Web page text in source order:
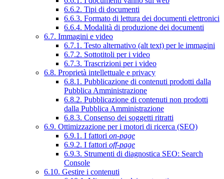
6.6.2. Tipi di documenti
6.6.3. Formato di lettura dei documenti elettronici
6.6.4. Modalità di produzione dei documenti
6.7. Immagini e video
6.7.1. Testo alternativo (alt text) per le immagini
6.7.2. Sottotitoli per i video
6.7.3. Trascrizioni per i video
6.8. Proprietà intellettuale e privacy
6.8.1. Pubblicazione di contenuti prodotti dalla
Pubblica Amministrazione
6.8.2. Pubblicazione di contenuti non prodotti
dalla Pubblica Amministrazione
6.8.3. Consenso dei soggetti ritratti
6.9. Ottimizzazione per i motori di ricerca (SEO)
6.9.1. I fattori on-page
6.9.2. I fattori off-page
6.9.3. Strumenti di diagnostica SEO: Search
Console
6.10. Gestire i contenuti